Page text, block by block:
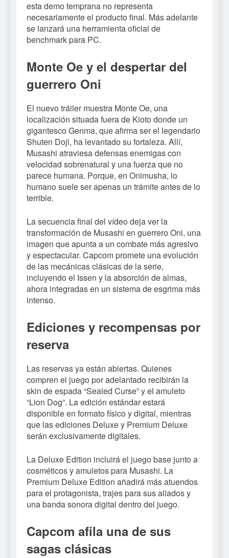
esta demo temprana no representa
necesariamente el producto final. Más adelante
se lanzará una herramienta oficial de
benchmark para PC.
Monte Oe y el despertar del
guerrero Oni
El nuevo tráiler muestra Monte Oe, una
localización situada fuera de Kioto donde un
gigantesco Genma, que afirma ser el legendario
Shuten Doji, ha levantado su fortaleza. Allí,
Musashi atraviesa defensas enemigas con
velocidad sobrenatural y una fuerza que no
parece humana. Porque, en Onimusha, lo
humano suele ser apenas un trámite antes de lo
terrible.
La secuencia final del vídeo deja ver la
transformación de Musashi en guerrero Oni, una
imagen que apunta a un combate más agresivo
y espectacular. Capcom promete una evolución
de las mecánicas clásicas de la serie,
incluyendo el Issen y la absorción de almas,
ahora integradas en un sistema de esgrima más
intenso.
Ediciones y recompensas por
reserva
Las reservas ya están abiertas. Quienes
compren el juego por adelantado recibirán la
skin de espada “Sealed Curse” y el amuleto
“Lion Dog”. La edición estándar estará
disponible en formato físico y digital, mientras
que las ediciones Deluxe y Premium Deluxe
serán exclusivamente digitales.
La Deluxe Edition incluirá el juego base junto a
cosméticos y amuletos para Musashi. La
Premium Deluxe Edition añadirá más atuendos
para el protagonista, trajes para sus aliados y
una banda sonora digital dentro del juego.
Capcom afila una de sus
sagas clásicas